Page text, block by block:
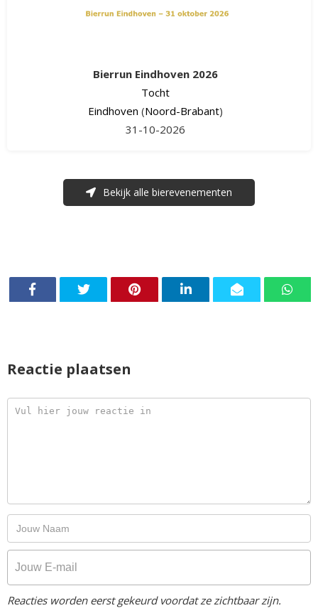
Bierrun Eindhoven 2026
Tocht
Eindhoven (Noord-Brabant)
31-10-2026
Bekijk alle bierevenementen
Reactie plaatsen
Reacties worden eerst gekeurd voordat ze zichtbaar zijn.